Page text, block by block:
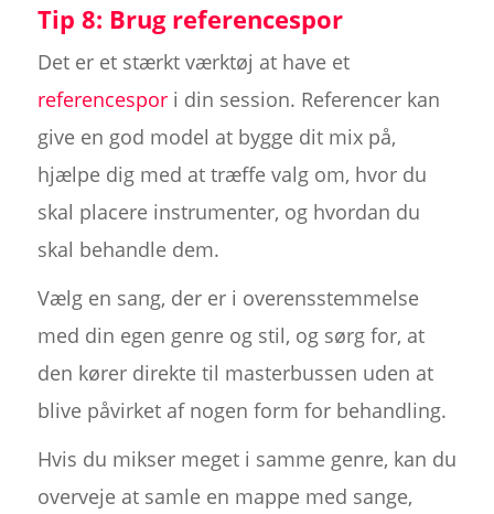
Tip 8: Brug referencespor
Det er et stærkt værktøj at have et
referencespori din session. Referencer kan
give en god model at bygge dit mix på,
hjælpe dig med at træffe valg om, hvor du
skal placere instrumenter, og hvordan du
skal behandle dem.
Vælg en sang, der er i overensstemmelse
med din egen genre og stil, og sørg for, at
den kører direkte til masterbussen uden at
blive påvirket af nogen form for behandling.
Hvis du mikser meget i samme genre, kan du
overveje at samle en mappe med sange,